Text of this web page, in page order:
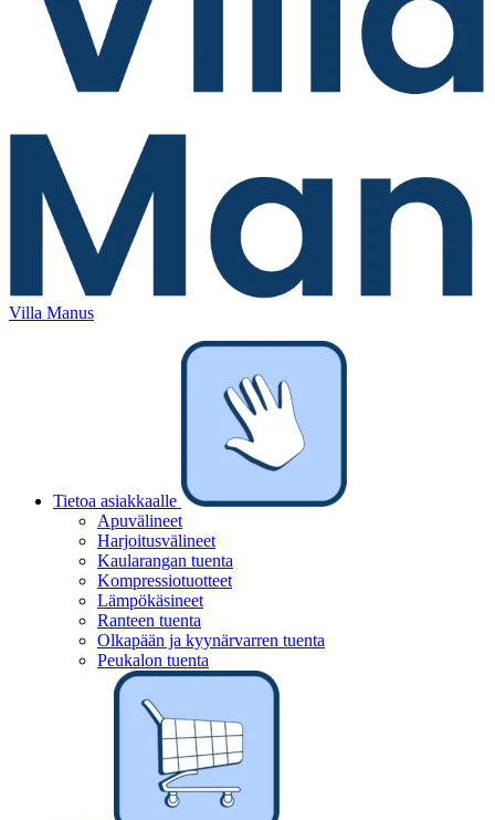
Villa Manus
Tietoa asiakkaalle
Apuvälineet
Harjoitusvälineet
Kaularangan tuenta
Kompressiotuotteet
Lämpökäsineet
Ranteen tuenta
Olkapään ja kyynärvarren tuenta
Peukalon tuenta